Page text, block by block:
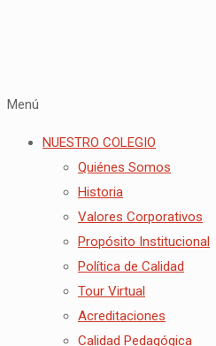
Menú
NUESTRO COLEGIO
Quiénes Somos
Historia
Valores Corporativos
Propósito Institucional
Política de Calidad
Tour Virtual
Acreditaciones
Calidad Pedagógica